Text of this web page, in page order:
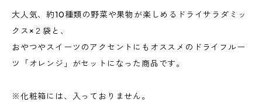
大人気、約10種類の野菜や果物が楽しめるドライサラダミッ
クス×２袋と、
おやつやスイーツのアクセントにもオススメのドライフルー
ツ「オレンジ」がセットになった商品です。
※化粧箱には、入っておりません。